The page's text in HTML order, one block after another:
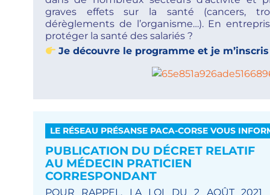
graves effets sur la santé (cancers,
dérèglements de l’organisme…). En
protéger la santé des salariés ?
Je découvre le programme et je
LE RÉSEAU PRÉSANSE PACA-CORSE VOUS
PUBLICATION DU DÉCRET RELATIF
AU MÉDECIN PRATICIEN
CORRESPONDANT
POUR RAPPEL, LA LOI DU 2 AOÛT 2021